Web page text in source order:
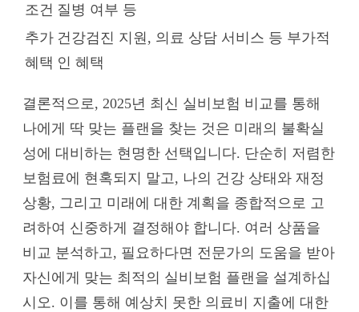
조건 질병 여부 등
추가
혜택
건강검진 지원, 의료 상담 서비스 등 부가적
인 혜택
결론적으로, 2025년 최신 실비보험 비교를 통해
나에게 딱 맞는 플랜을 찾는 것은 미래의 불확실
성에 대비하는 현명한 선택입니다. 단순히 저렴한
보험료에 현혹되지 말고, 나의 건강 상태와 재정
상황, 그리고 미래에 대한 계획을 종합적으로 고
려하여 신중하게 결정해야 합니다. 여러 상품을
비교 분석하고, 필요하다면 전문가의 도움을 받아
자신에게 맞는 최적의 실비보험 플랜을 설계하십
시오. 이를 통해 예상치 못한 의료비 지출에 대한